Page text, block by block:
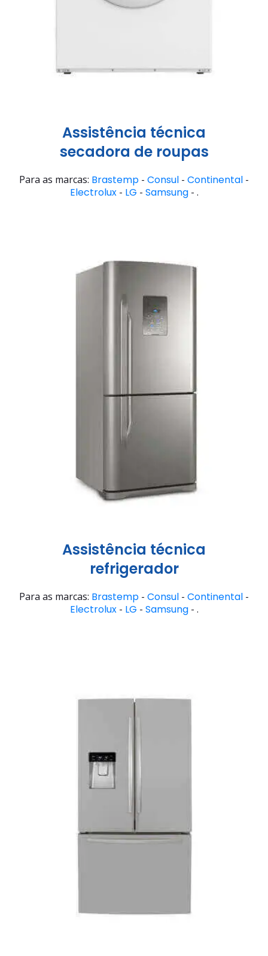
Assistência técnica
secadora de roupas
Para as marcas: Brastemp - Consul - Continental -
Electrolux- LG - Samsung- .
Assistência técnica
refrigerador
Para as marcas: Brastemp - Consul - Continental -
Electrolux- LG - Samsung- .